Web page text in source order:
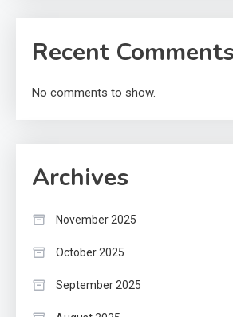
Recent Comments
No comments to show.
Archives
November 2025
October 2025
September 2025